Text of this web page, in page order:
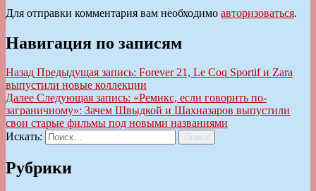
Для отправки комментария вам необходимо авторизоваться.
Навигация по записям
Назад Предыдущая запись: Forever 21, Le Coq Sportif и Zara
выпустили новые коллекции
Далее Следующая запись: «Ремикс, если говорить по-
заграничному»: Зачем Швыдкой и Шахназаров выпустили
свои старые фильмы под новыми названиями
Искать:
Поиск
Рубрики